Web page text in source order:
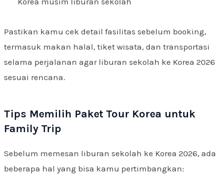
Pastikan kamu cek detail fasilitas sebelum booking,
termasuk makan halal, tiket wisata, dan transportasi
selama perjalanan agar liburan sekolah ke Korea 2026
sesuai rencana.
Tips Memilih Paket Tour Korea untuk
Family Trip
Sebelum memesan liburan sekolah ke Korea 2026, ada
beberapa hal yang bisa kamu pertimbangkan: